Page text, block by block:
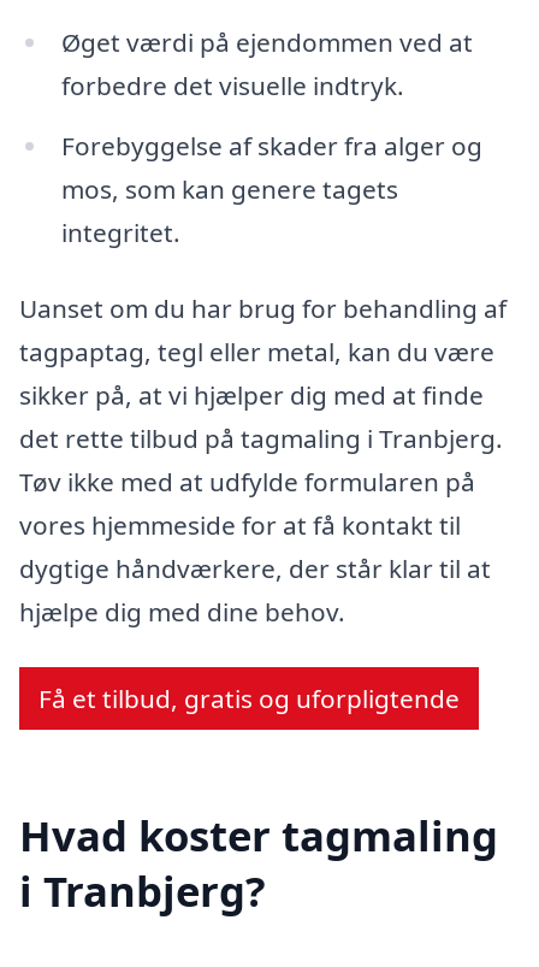
Øget værdi på ejendommen ved at
forbedre det visuelle indtryk.
Forebyggelse af skader fra alger og
mos, som kan genere tagets
integritet.
Uanset om du har brug for behandling af
tagpaptag, tegl eller metal, kan du være
sikker på, at vi hjælper dig med at finde
det rette tilbud på tagmaling i Tranbjerg.
Tøv ikke med at udfylde formularen på
vores hjemmeside for at få kontakt til
dygtige håndværkere, der står klar til at
hjælpe dig med dine behov.
Få et tilbud, gratis og uforpligtende
Hvad koster tagmaling
i Tranbjerg?